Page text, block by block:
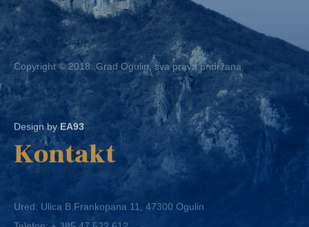
Copyright © 2018. Grad Ogulin, sva prava pridržana.
Design by EA93
Kontakt
Telefon:+ 385 47 522 612